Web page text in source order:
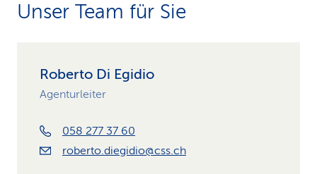
Unser Team für Sie
Roberto Di Egidio
Agenturleiter
058 277 37 60
roberto.diegidio@css.ch